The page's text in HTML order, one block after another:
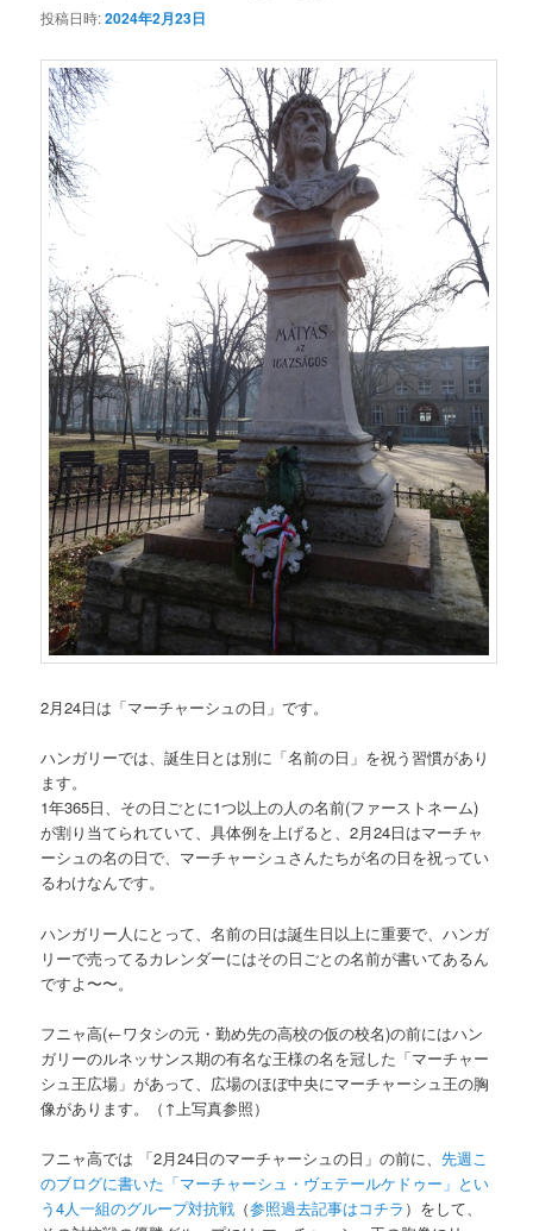
投稿日時:2024年2月23日
2月24日は「マーチャーシュの日」です。
ハンガリーでは、誕生日とは別に「名前の日」を祝う習慣があり
ます。
1年365日、その日ごとに1つ以上の人の名前(ファーストネーム)
が割り当てられていて、具体例を上げると、2月24日はマーチャ
ーシュの名の日で、マーチャーシュさんたちが名の日を祝ってい
るわけなんです。
ハンガリー人にとって、名前の日は誕生日以上に重要で、ハンガ
リーで売ってるカレンダーにはその日ごとの名前が書いてあるん
ですよ〜〜。
フニャ高(←ワタシの元・勤め先の高校の仮の校名)の前にはハン
ガリーのルネッサンス期の有名な王様の名を冠した「マーチャー
シュ王広場」があって、広場のほぼ中央にマーチャーシュ王の胸
像があります。（↑上写真参照）
フニャ高では 「2月24日のマーチャーシュの日」の前に、先週こ
のブログに書いた「マーチャーシュ・ヴェテールケドゥー」とい
う4人一組のグループ対抗戦 （参照過去記事はコチラ ）をして、